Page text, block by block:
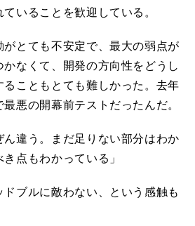
いることを歓迎している。
がとても不安定で、最大の弱点が
なくて、開発の方向性をどうし
こともとても難しかった。去年
悪の開幕前テストだったんだ。
違う。まだ足りない部分はわか
点もわかっている」
ブルに敵わない、という感触も